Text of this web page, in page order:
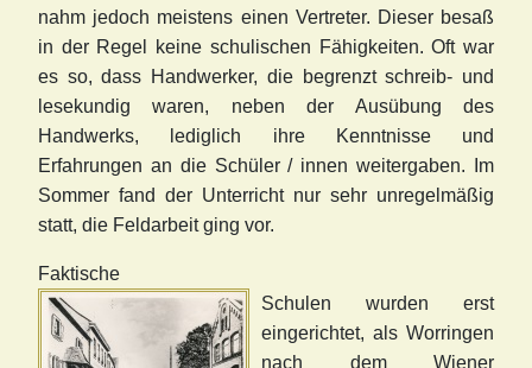
nahm jedoch meistens einen Vertreter. Dieser besaß
in der Regel keine schulischen Fähigkeiten. Oft war
es so, dass Handwerker, die begrenzt schreib- und
lesekundig waren, neben der Ausübung des
Handwerks, lediglich ihre Kenntnisse und
Erfahrungen an die Schüler / innen weitergaben. Im
Sommer fand der Unterricht nur sehr unregelmäßig
statt, die Feldarbeit ging vor.
Faktische
Schulen wurden erst
eingerichtet, als Worringen
nach dem Wiener